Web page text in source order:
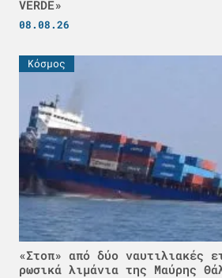
VERDE»
08.08.26
Κόσμος
«Στοπ» από δύο ναυτιλιακές
ρωσικά λιμάνια της Μαύρης